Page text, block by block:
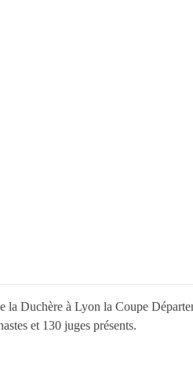
Duchère à Lyon la Coupe
et 130 juges présents.